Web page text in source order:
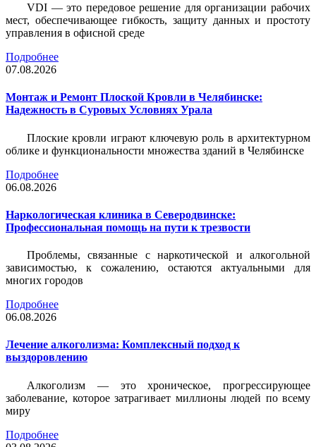
VDI — это передовое решение для организации рабочих
мест, обеспечивающее гибкость, защиту данных и простоту
управления в офисной среде
Подробнее
07.08.2026
Монтаж и Ремонт Плоской Кровли в Челябинске:
Надежность в Суровых Условиях Урала
Плоские кровли играют ключевую роль в архитектурном
облике и функциональности множества зданий в Челябинске
Подробнее
06.08.2026
Наркологическая клиника в Северодвинске:
Профессиональная помощь на пути к трезвости
Проблемы, связанные с наркотической и алкогольной
зависимостью, к сожалению, остаются актуальными для
многих городов
Подробнее
06.08.2026
Лечение алкоголизма: Комплексный подход к
выздоровлению
Алкоголизм — это хроническое, прогрессирующее
заболевание, которое затрагивает миллионы людей по всему
миру
Подробнее